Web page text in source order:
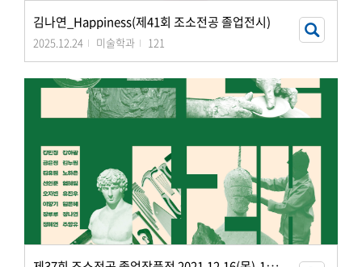
김나연_Happiness(제41회 조소전공 졸업전시)
2025.12.24 미술학과 121